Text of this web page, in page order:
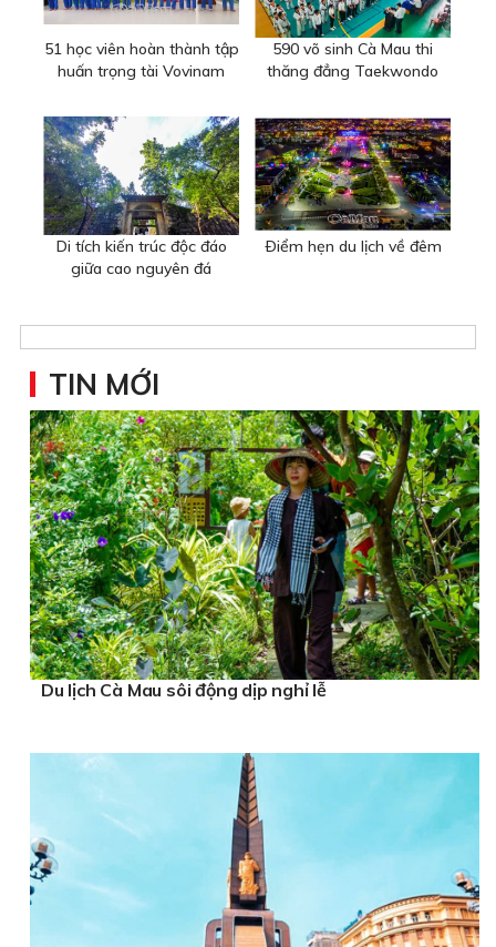
51 học viên hoàn thành tập
huấn trọng tài Vovinam
590 võ sinh Cà Mau thi
thăng đẳng Taekwondo
Di tích kiến trúc độc đáo
giữa cao nguyên đá
Ðiểm hẹn du lịch về đêm
TIN MỚI
Du lịch Cà Mau sôi động dịp nghỉ lễ